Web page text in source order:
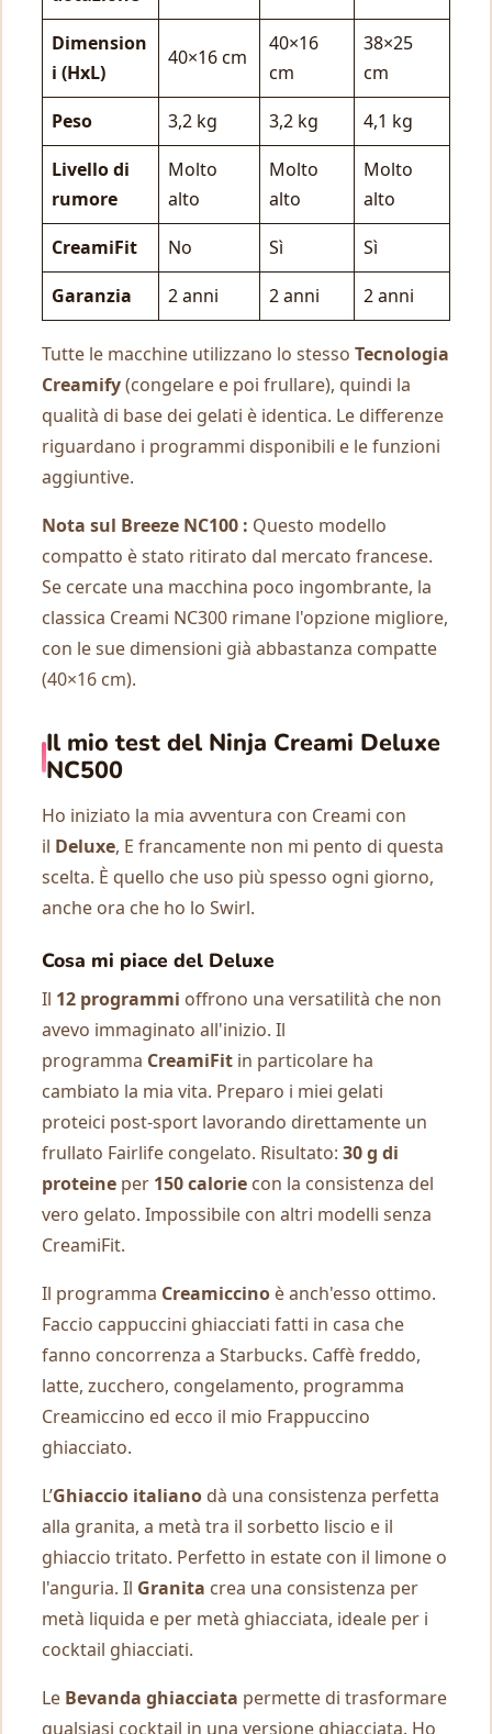
Dimension
i (HxL)
40×16 cm
40×16
cm
38×25
cm
Peso
3,2 kg 3,2 kg
4,1 kg
Livello di
rumore
Molto
alto
Molto
alto
Molto
alto
CreamiFit
No Sì
Sì
Garanzia
2 anni 2 anni 2 anni
Tutte le macchine utilizzano lo stesso Tecnologia
Creamify(congelare e poi frullare), quindi la
qualità di base dei gelati è identica. Le differenze
riguardano i programmi disponibili e le funzioni
aggiuntive.
Nota sul Breeze NC100 : Questo modello
compatto è stato ritirato dal mercato francese.
Se cercate una macchina poco ingombrante, la
classica Creami NC300 rimane l'opzione migliore,
con le sue dimensioni già abbastanza compatte
(40×16 cm).
Il mio test del Ninja Creami Deluxe
NC500
Ho iniziato la mia avventura con Creami con
il Deluxe, E francamente non mi pento di questa
scelta. È quello che uso più spesso ogni giorno,
anche ora che ho lo Swirl.
Cosa mi piace del Deluxe
Il 12 programmi offrono una versatilità che non
avevo immaginato all'inizio. Il
programma CreamiFit in particolare ha
cambiato la mia vita. Preparo i miei gelati
proteici post-sport lavorando direttamente un
frullato Fairlife congelato. Risultato: 30 g di
proteine per 150 calorie con la consistenza del
vero gelato. Impossibile con altri modelli senza
CreamiFit.
Il programma Creamiccino è anch'esso ottimo.
Faccio cappuccini ghiacciati fatti in casa che
fanno concorrenza a Starbucks. Caffè freddo,
latte, zucchero, congelamento, programma
Creamiccino ed ecco il mio Frappuccino
ghiacciato.
L’Ghiaccio italiano dà una consistenza perfetta
alla granita, a metà tra il sorbetto liscio e il
ghiaccio tritato. Perfetto in estate con il limone o
l'anguria. Il Granita crea una consistenza per
metà liquida e per metà ghiacciata, ideale per i
cocktail ghiacciati.
Le Bevanda ghiacciata permette di trasformare
qualsiasi cocktail in una versione ghiacciata. Ho